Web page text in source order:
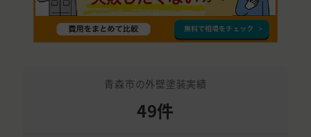
青森市の外壁塗装実績
49件